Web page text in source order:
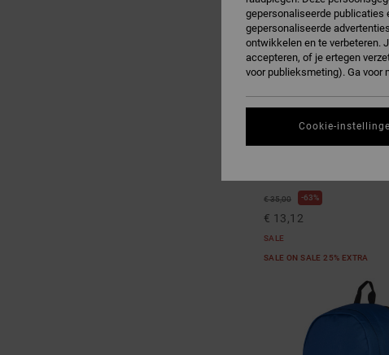
€ 35,00 63%
€ 13,12
SALE
SALE ON SALE 25% EXTRA
gepersonaliseerde publicaties
gepersonaliseerde
ontwikkelen en te verbeteren.
accepteren, of je ertegen
voor publieksmeting). Ga voor
Cookie-